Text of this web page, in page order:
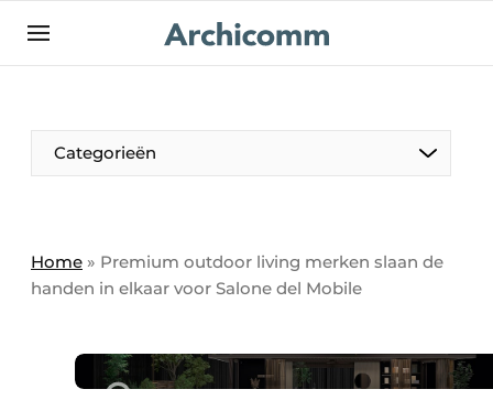
NL be-FR
Categorieën
Home » Premium outdoor living merken slaan de
handen in elkaar voor Salone del Mobile